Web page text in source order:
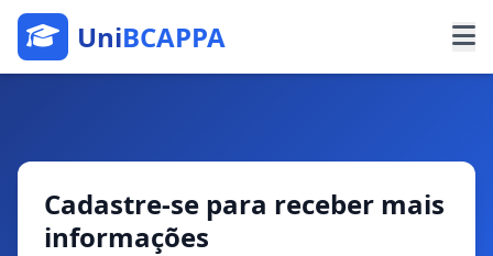
UniBCAPPA
Cadastre-se para receber mais
informações